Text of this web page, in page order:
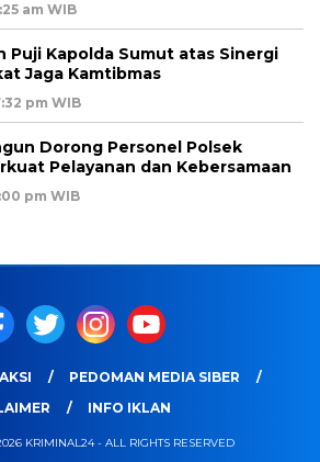
am WIB
Puji Kapolda Sumut atas Sinergi
Jaga Kamtibmas
pm WIB
Dorong Personel Polsek
Pelayanan dan Kebersamaan
pm WIB
PEDOMAN MEDIA SIBER
INFO IKLAN
KRIMINAL24 - ALL RIGHTS RESERVED